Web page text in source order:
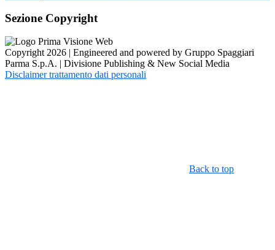
Sezione Copyright
Copyright 2026 | Engineered and powered by Gruppo Spaggiari
Parma S.p.A. | Divisione Publishing & New Social Media
Disclaimer trattamento dati personali
Back to top